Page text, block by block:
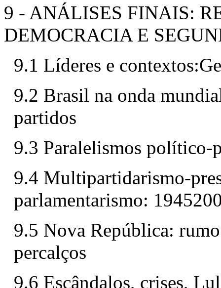
9 - ANÁLISES FINAIS:
DEMOCRACIA E
9.1 Líderes e
9.2 Brasil na onda
partidos
9.3 Paralelismos político-
9.4 Multipartidarismo-
parlamentarismo:
9.5 Nova República:
percalços
9.6 Escândalos, crises,